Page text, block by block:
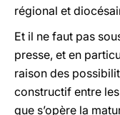
régional et
Et il ne faut pas
presse, et en
raison des
constructif entre
que s’opère la